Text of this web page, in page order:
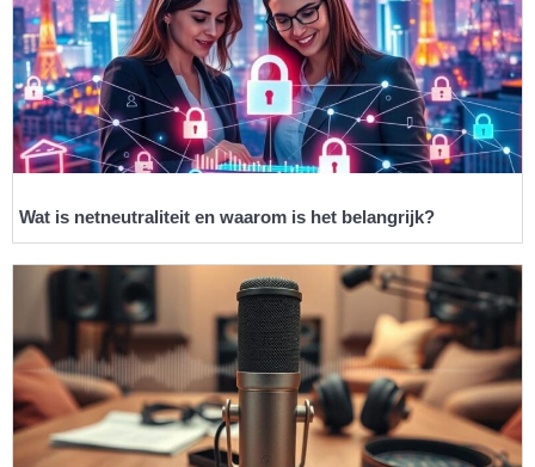
Wat is netneutraliteit en waarom is het belangrijk?